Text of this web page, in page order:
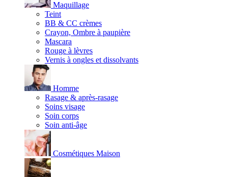
Maquillage
Teint
BB & CC crèmes
Crayon, Ombre à paupière
Mascara
Rouge à lèvres
Vernis à ongles et dissolvants
Homme
Rasage & après-rasage
Soins visage
Soin corps
Soin anti-âge
Cosmétiques Maison